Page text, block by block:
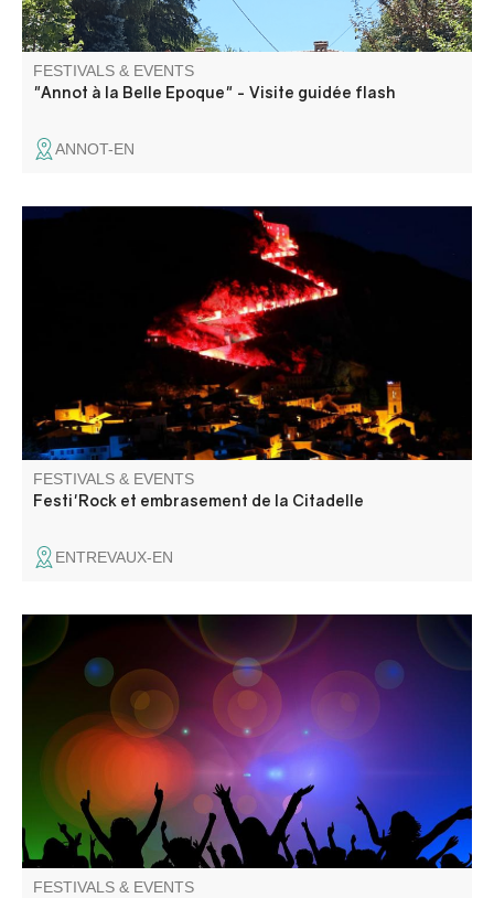
FESTIVALS & EVENTS
"Annot à la Belle Epoque" - Visite guidée flash
ANNOT-EN
La Citadelle s'enflamme ! Venez assister à la montée aux
flambeaux et à l'embrasement de la Citadelle, suivi d'un
FESTIVALS & EVENTS
Festi'Rock et embrasement de la Citadelle
ENTREVAUX-EN
Come and celebrate summer! Exhibition and market, all
day long: barbecues and sardinades. Musical
entertainment: Les Gredins des Alpes
FESTIVALS & EVENTS